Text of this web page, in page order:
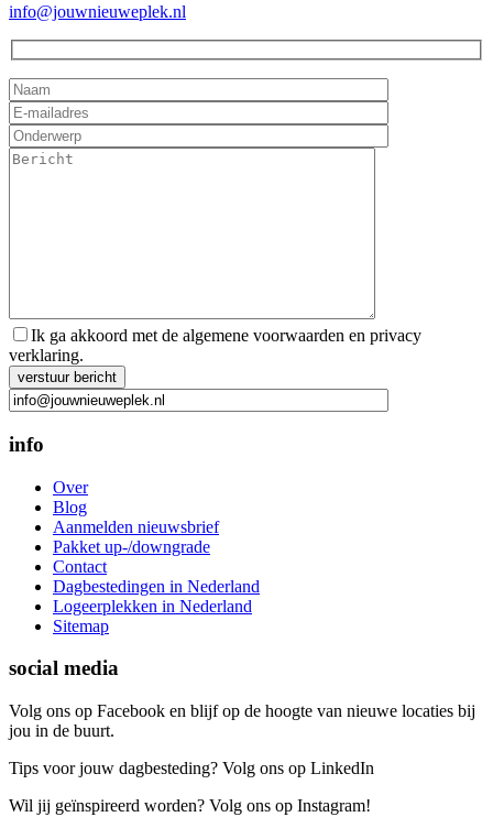
info@jouwnieuweplek.nl
Ik ga akkoord met de algemene voorwaarden en privacy
verklaring.
Gelieve dit veld leeg te laten.
info
Over
Blog
Aanmelden nieuwsbrief
Pakket up-/downgrade
Contact
Dagbestedingen in Nederland
Logeerplekken in Nederland
Sitemap
social media
Volg ons op Facebook en blijf op de hoogte van nieuwe locaties bij
jou in de buurt.
Tips voor jouw dagbesteding? Volg ons op LinkedIn
Wil jij geïnspireerd worden? Volg ons op Instagram!